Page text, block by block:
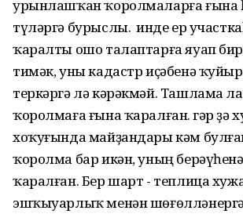
урынлашҡан ҡоролмаларға
түләргә бурыслы. Ә инде ер
ҡаралты ошо талаптарға яуап
тимәк, уны кадастр иҫәбенә
теркәргә лә кәрәкмәй. Ташлама
ҡоролмаға ғына ҡаралған. Әгәр ҙә
хоҡуғында майҙандары кәм
ҡоролма бар икән, уның
ҡаралған. Бер шарт - теплица
эшҡыуарлыҡ менән